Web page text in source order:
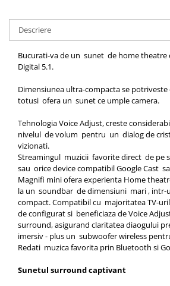
Descriere
Bucurati-va de un sunet de home theatre
Digital 5.1.
Dimensiunea ultra-compacta se potriveste
totusi ofera un sunet ce umple camera.
Tehnologia Voice Adjust, creste
nivelul de volum pentru un dialog de
vizionati.
Streamingul muzicii favorite direct de pe
sau orice device compatibil Google Cast
Magnifi mini ofera experienta Home
la un soundbar de dimensiuni mari ,
compact. Compatibil cu majoritatea TV-
de configurat si beneficiaza de Voice
surround, asigurand claritatea diaogului
imersiv - plus un subwoofer wireless
Redati muzica favorita prin Bluetooth si
Sunetul surround captivant